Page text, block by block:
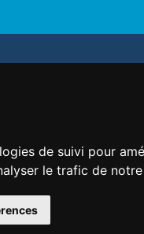
de suivi pour
le trafic de